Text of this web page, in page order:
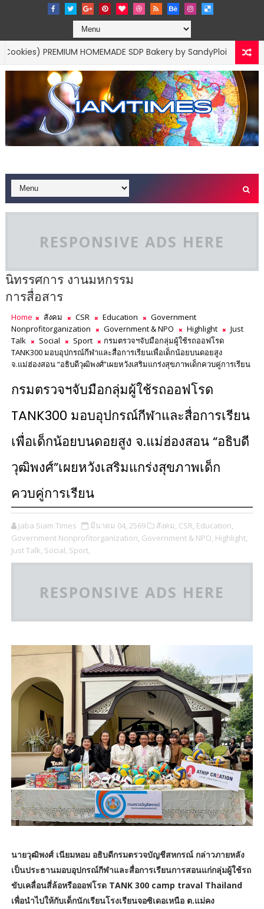
HOMEMADE SDP Bakery by SandyPloi BUSINESS
RESPONSIVE ADS HERE
นิทรรศการ งานมหกรรม
การสื่อสาร
Home สังคม CSR Education
Government
Nonprofitorganization
Government & NPO Highlight
Just
Talk
Social Sport
กรมตรวจฯจับมือกลุ่มผู้ใช้รถออฟโรด
TANK300 มอบอุปกรณ์กีฬาและสื่อการเรียนเพื่อเด็กน้อยบนดอยสูง
จ.แม่ฮ่องสอน “อธิบดีวุฒิพงศ์”เผยหวังเสริมแกร่งสุขภาพเด็กควบคู่การเรียน
กรมตรวจฯจับมือกลุ่มผู้ใช้รถออฟโรด
TANK300 มอบอุปกรณ์กีฬาและสื่อการเรียน
เพื่อเด็กน้อยบนดอยสูง จ.แม่ฮ่องสอน “อธิบดี
วุฒิพงศ์”เผยหวังเสริมแกร่งสุขภาพเด็ก
ควบคู่การเรียน
Jaba Siam Times มีนาคม 04, 2569 สังคม, CSR, Education,
Government Nonprofitorganization, Government & NPO, Highlight,
Just Talk, Social, Sport,
RESPONSIVE ADS HERE
นายวุฒิพงศ์ เนียมหอม อธิบดีกรมตรวจบัญชีสหกรณ์ กล่าวภายหลัง
เป็นประธานมอบอุปกรณ์กีฬาและสื่อการเรียนการสอนแก่กลุ่มผู้ใช้รถ
ขับเคลื่อนสี่ล้อหรือออฟโรด TANK 300 camp traval Thailand
เพื่อนำไปให้กับเด็กนักเรียนโรงเรียนจอซิเดอเหนือ ต.แม่คง